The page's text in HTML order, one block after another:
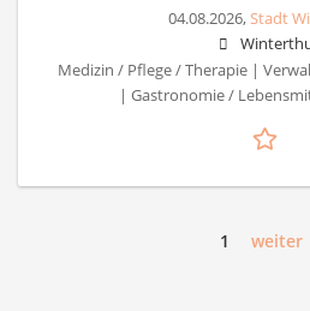
04.08.2026,Stadt
Medizin / Pflege / Therapie |
| Gastronomie /
1 weiter